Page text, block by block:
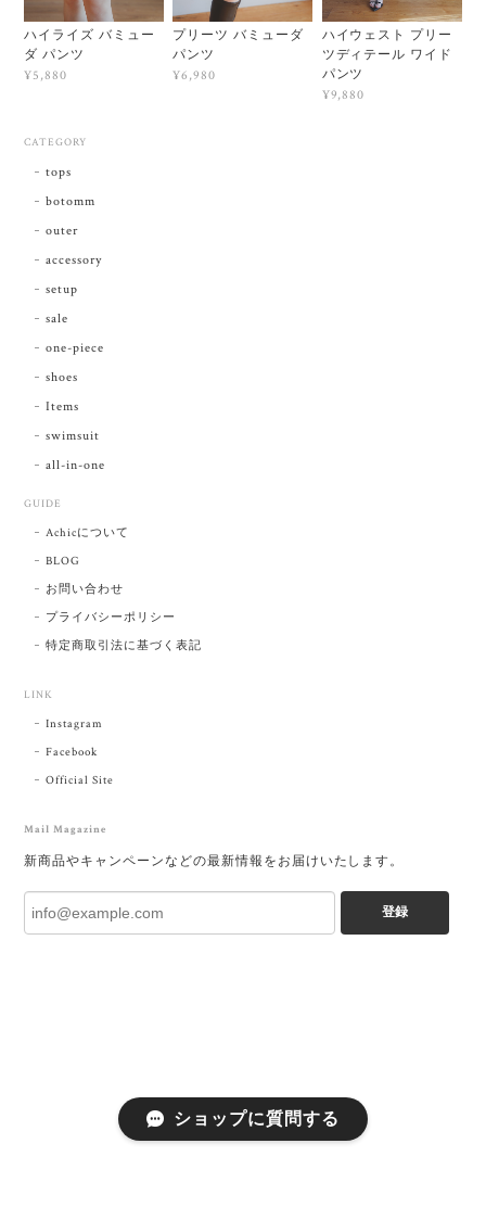
ハイライズ バミュー
ダ パンツ
¥5,880
プリーツ バミューダ
パンツ
¥6,980
ハイウェスト プリー
ツディテール ワイド
パンツ
¥9,880
CATEGORY
tops
botomm
outer
accessory
setup
sale
one-piece
shoes
Items
swimsuit
all-in-one
GUIDE
Achicについて
BLOG
お問い合わせ
プライバシーポリシー
特定商取引法に基づく表記
LINK
Instagram
Facebook
Official Site
Mail Magazine
新商品やキャンペーンなどの最新情報をお届けいたします。
登録
ショップに質問する